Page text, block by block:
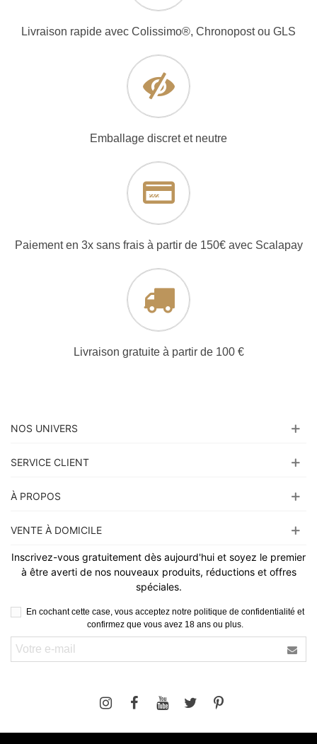
Livraison rapide avec Colissimo®, Chronopost ou GLS
Emballage discret et neutre
Paiement en 3x sans frais à partir de 150€ avec Scalapay
Livraison gratuite à partir de 100 €
NOS UNIVERS
SERVICE CLIENT
À PROPOS
VENTE À DOMICILE
Inscrivez-vous gratuitement dès aujourd'hui et soyez le premier
à être averti de nos nouveaux produits, réductions et offres
spéciales.
En cochant cette case, vous acceptez notre politique de confidentialité et
confirmez que vous avez 18 ans ou plus.